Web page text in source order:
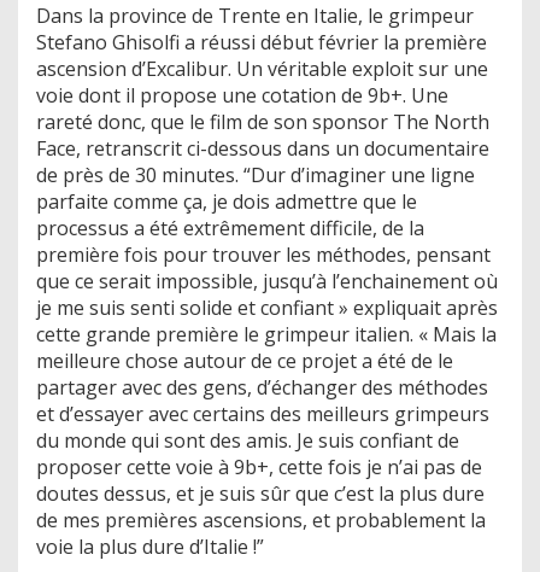
Dans la province de Trente en Italie, le grimpeur
Stefano Ghisolfi a réussi début février la première
ascension d’Excalibur. Un véritable exploit sur une
voie dont il propose une cotation de 9b+. Une
rareté donc, que le film de son sponsor The North
Face, retranscrit ci-dessous dans un documentaire
de près de 30 minutes. “Dur d’imaginer une ligne
parfaite comme ça, je dois admettre que le
processus a été extrêmement difficile, de la
première fois pour trouver les méthodes, pensant
que ce serait impossible, jusqu’à l’enchainement où
je me suis senti solide et confiant » expliquait après
cette grande première le grimpeur italien. « Mais la
meilleure chose autour de ce projet a été de le
partager avec des gens, d’échanger des méthodes
et d’essayer avec certains des meilleurs grimpeurs
du monde qui sont des amis. Je suis confiant de
proposer cette voie à 9b+, cette fois je n’ai pas de
doutes dessus, et je suis sûr que c’est la plus dure
de mes premières ascensions, et probablement la
voie la plus dure d’Italie !”